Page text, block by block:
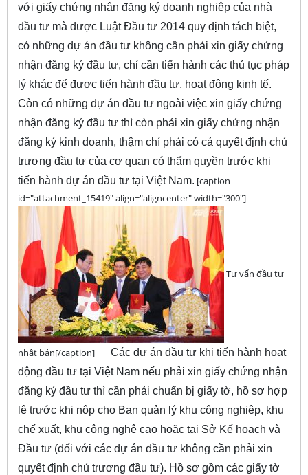
với giấy chứng nhận đăng ký doanh nghiệp của nhà
đầu tư mà được Luật Đầu tư 2014 quy định tách biệt,
có những dự án đầu tư không cần phải xin giấy chứng
nhận đăng ký đầu tư, chỉ cần tiến hành các thủ tục pháp
lý khác để được tiến hành đầu tư, hoạt động kinh tế.
Còn có những dự án đầu tư ngoài việc xin giấy chứng
nhận đăng ký đầu tư thì còn phải xin giấy chứng nhận
đăng ký kinh doanh, thậm chí phải có cả quyết định chủ
trương đầu tư của cơ quan có thẩm quyền trước khi
tiến hành dự án đầu tư tại Việt Nam. [caption
id="attachment_15419" align="aligncenter" width="300"]
Tư vấn đầu tư
nhật bản[/caption]
Các dự án đầu tư khi tiến hành hoạt
động đầu tư tại Việt Nam nếu phải xin giấy chứng nhận
đăng ký đầu tư thì cần phải chuẩn bị giấy tờ, hồ sơ hợp
lệ trước khi nộp cho Ban quản lý khu công nghiệp, khu
chế xuất, khu công nghệ cao hoặc tại Sở Kế hoạch và
Đầu tư (đối với các dự án đầu tư không cần phải xin
quyết định chủ trương đầu tư). Hồ sơ gồm các giấy tờ